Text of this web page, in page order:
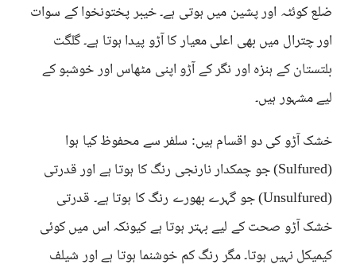
ضلع کوئٹہ اور پشین میں ہوتی ہے۔ خیبر پختونخوا کے سوات
اور چترال میں بھی اعلی معیار کا آڑو پیدا ہوتا ہے۔ گلگت
بلتستان کے ہنزہ اور نگر کے آڑو اپنی مٹھاس اور خوشبو کے
لیے مشہور ہیں۔
خشک آڑو کی دو اقسام ہیں: سلفر سے محفوظ کیا ہوا
(Sulfured) جو چمکدار نارنجی رنگ کا ہوتا ہے اور قدرتی
(Unsulfured) جو گہرے بھورے رنگ کا ہوتا ہے۔ قدرتی
خشک آڑو صحت کے لیے بہتر ہوتا ہے کیونکہ اس میں کوئی
کیمیکل نہیں ہوتا۔ مگر رنگ کم خوشنما ہوتا ہے اور شیلف